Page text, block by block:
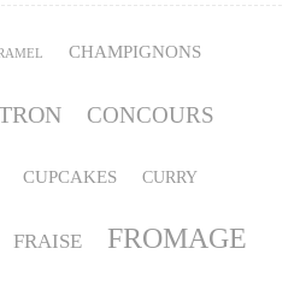
CHAMPIGNONS
CONCOURS
CUPCAKES CURRY
FRAISE FROMAGE